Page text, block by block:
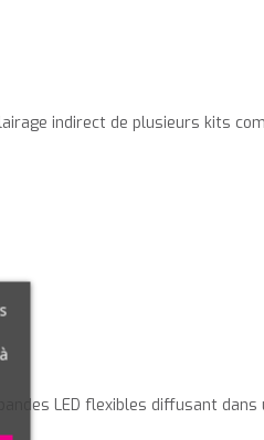
indirect de plusieurs kits
LED flexibles diffusant dans